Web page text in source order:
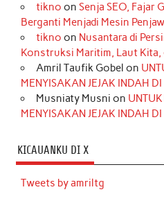
tikno on Senja SEO, Fajar
Berganti Menjadi Mesin
tikno on Nusantara di
Konstruksi Maritim, Laut Kita,
Amril Taufik Gobel on
MENYISAKAN JEJAK INDAH
Musniaty Musni on
MENYISAKAN JEJAK INDAH
KICAUANKU DI X
Tweets by amriltg